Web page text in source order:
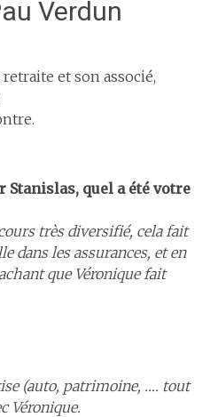
Verdun
et son associé,
Stanislas, quel a été votre
très diversifié, cela fait
dans les assurances, et en
que Véronique fait
(auto, patrimoine, …. tout
Véronique.